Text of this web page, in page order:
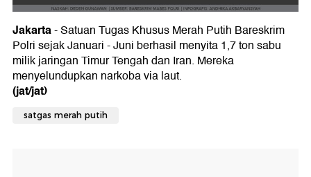
Jakarta- Satuan Tugas Khusus Merah Putih Bareskrim
Polri sejak Januari - Juni berhasil menyita 1,7 ton sabu
milik jaringan Timur Tengah dan Iran. Mereka
menyelundupkan narkoba via laut.
(jat/jat)
satgas merah putih